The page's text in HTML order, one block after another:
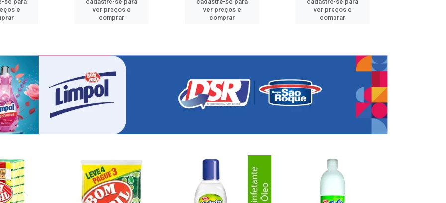
se para
e
cadastre-se para
ver preços e
comprar
cadastre-se para
ver preços e
comprar
cadastre-se para
ver preços e
comprar